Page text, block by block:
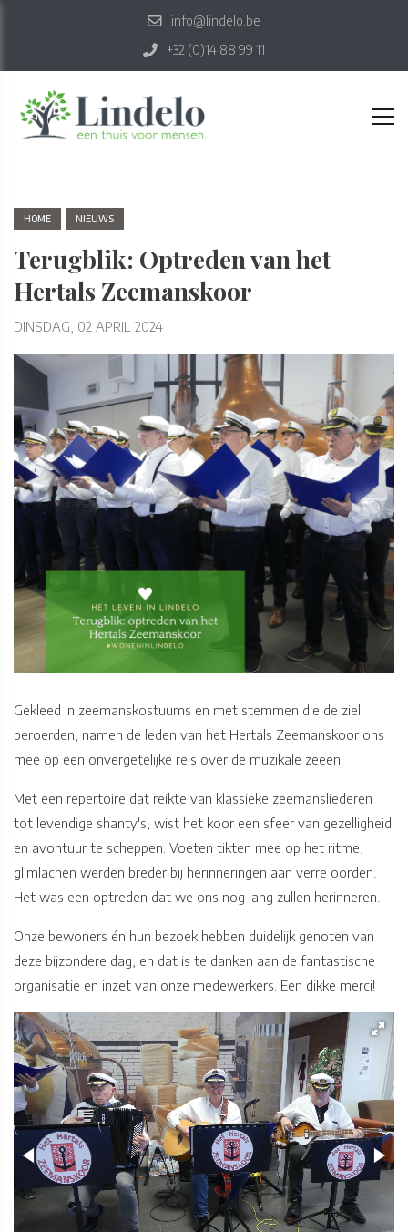
info@lindelo.be
+32 (0)14 88 99 11
HOME NIEUWS
Terugblik: Optreden van het
Hertals Zeemanskoor
DINSDAG, 02 APRIL 2024
Gekleed in zeemanskostuums en met stemmen die de ziel
beroerden, namen de leden van het Hertals Zeemanskoor ons
mee op een onvergetelijke reis over de muzikale zeeën.
Met een repertoire dat reikte van klassieke zeemansliederen
tot levendige shanty's, wist het koor een sfeer van gezelligheid
en avontuur te scheppen. Voeten tikten mee op het ritme,
glimlachen werden breder bij herinneringen aan verre oorden.
Het was een optreden dat we ons nog lang zullen herinneren.
Onze bewoners én hun bezoek hebben duidelijk genoten van
deze bijzondere dag, en dat is te danken aan de fantastische
organisatie en inzet van onze medewerkers. Een dikke merci!